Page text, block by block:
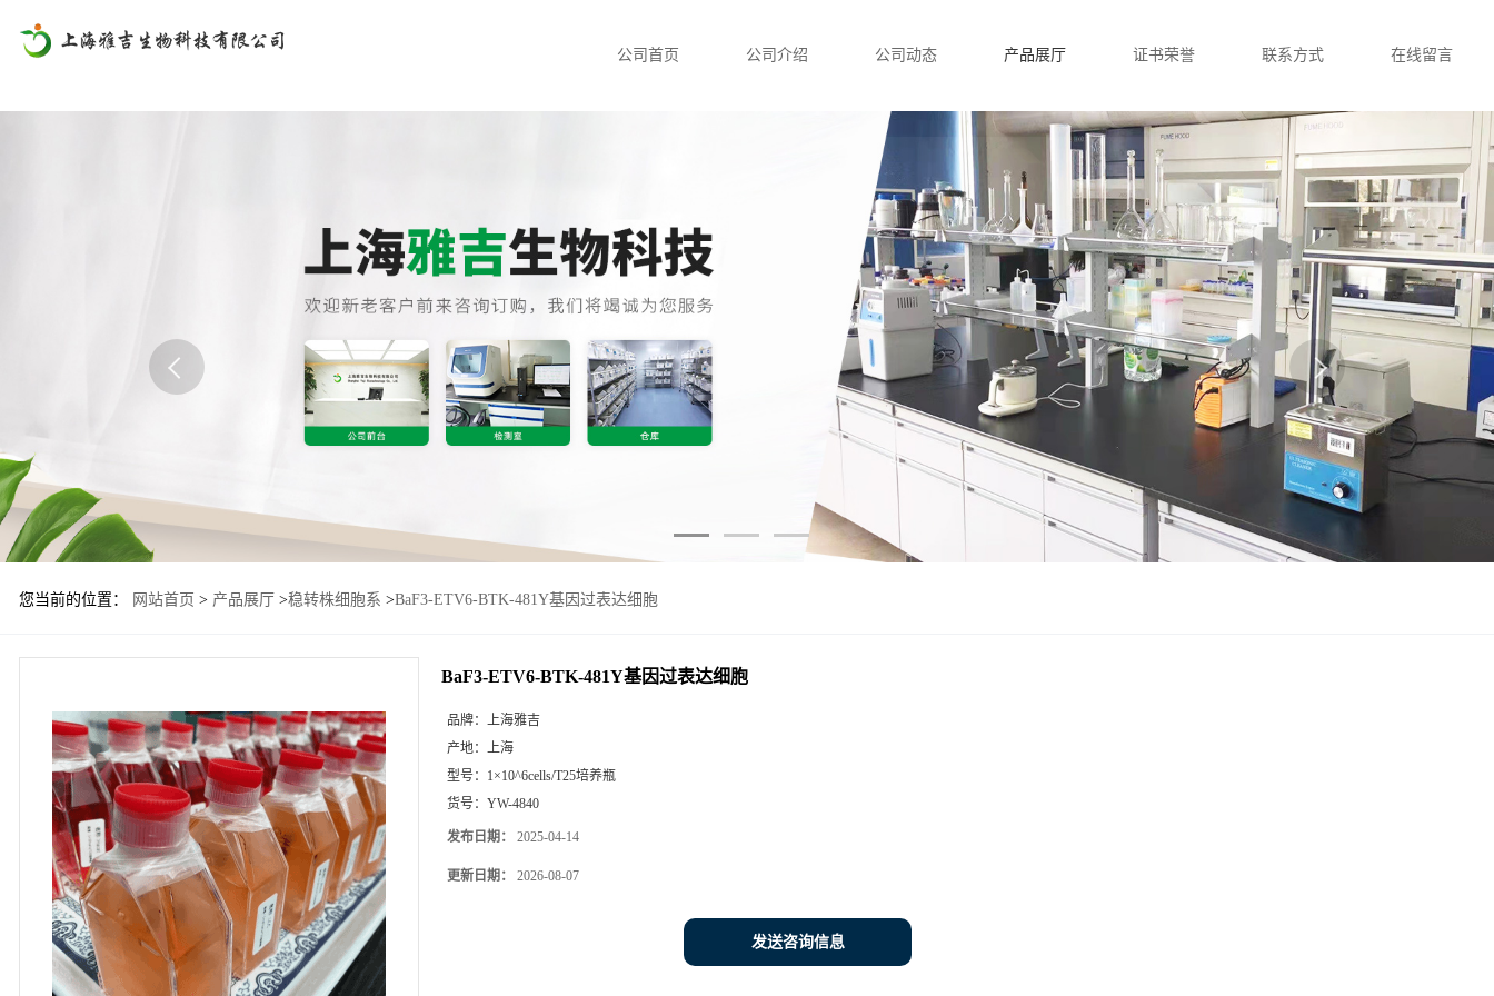
公司首页 公司介绍 公司动态 产品展厅 证书荣誉 联系方式 在线留言
您当前的位置： 网站首页 > 产品展厅 >稳转株细胞系 >BaF3-ETV6-BTK-481Y基因过表达细胞
BaF3-ETV6-BTK-481Y基因过表达细胞
品牌： 上海雅吉
产地： 上海
型号： 1×10^6cells/T25培养瓶
货号： YW-4840
发布日期： 2025-04-14
更新日期： 2026-08-07
发送咨询信息